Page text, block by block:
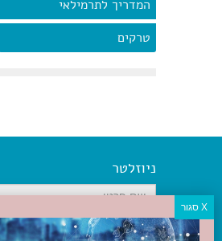
המדריך לתרמילאי
טרקים
ניוזלטר